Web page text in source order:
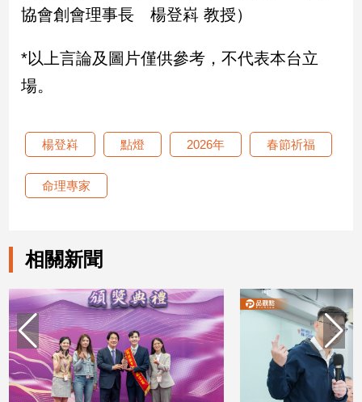
合
媒
體
投
稿
專
區
觀
協會創會理事長 楊登嵙 教授）
*以上言論及圖片僅供參考，不代表本台立
場。
楊登嵙 點燈 2026年 春節祈福
命理專家
相關新聞